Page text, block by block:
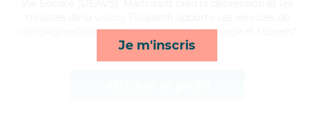
Je m'inscris
compagnie/loisirs, mobilité, lessive/repassage et rappels*